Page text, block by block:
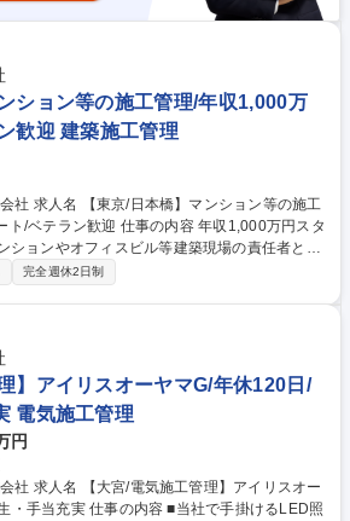
ション等の施工管理/年収1,000万
歓迎 建築施工管理
等の施工
事の内容 年収1,000万円スタ
ションやオフィスビル等建築現場の責任者とし
たる施工管理を一貫して担当。大型案件に複数
。 【工期】新築では1年-1年半にかけ一つの案
2～4件を担当し、経験を積むことができます。
しません(関東近辺の案件中心のため) ●社内で
わせて担当案件も調整されます。・変更の範囲:
迎
完全週休2日制
】アイリスオーヤマG/年休120日/
電気施工管理
円
リスオー
■当社で手掛けるLED照